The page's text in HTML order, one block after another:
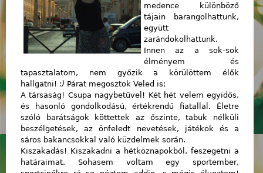
medence különböző
tájain barangolhattunk,
együtt
zarándokolhattunk.
Innen az a sok-sok
élményem és
tapasztalatom, nem győzik a körülöttem élők
hallgatni! :) Párat megosztok Veled is:
A társaság! Csupa nagybetűvel! Két hét velem egyidős,
és hasonló gondolkodású, értékrendű fiatallal. Életre
szóló barátságok köttettek az őszinte, tabuk nélküli
beszélgetések, az önfeledt nevetések, játékok és a
sáros bakancsokkal való küzdelmek során.
Kiszakadás! Kiszakadni a hétköznapokból, feszegetni a
határaimat. Sohasem voltam egy sportember,